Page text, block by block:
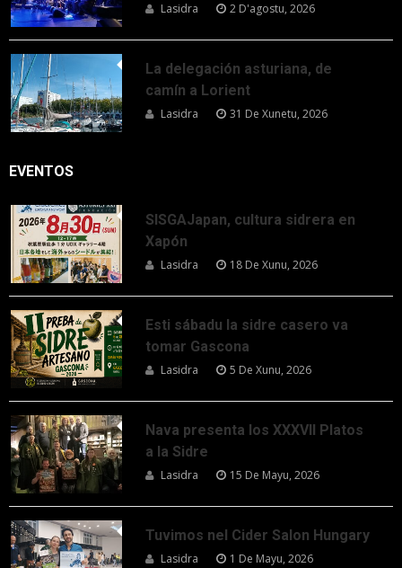
Lasidra 2 D'agostu, 2026
La delegación asturiana, de
camín a Lorient
Lasidra 31 De Xunetu, 2026
EVENTOS
SISGAJapan, cultura sidrera en
Xapón
Lasidra 18 De Xunu, 2026
Esti sábadu la sidre casero va
tomar Gascona
Lasidra 5 De Xunu, 2026
Nava presenta los XXXVII Platos
a la Sidre
Lasidra 15 De Mayu, 2026
Tuvimos nel Cider Salon Hungary
Lasidra 1 De Mayu, 2026